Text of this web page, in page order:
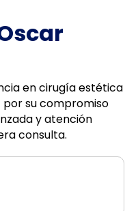
en cirugía estética
su compromiso
y atención
consulta.